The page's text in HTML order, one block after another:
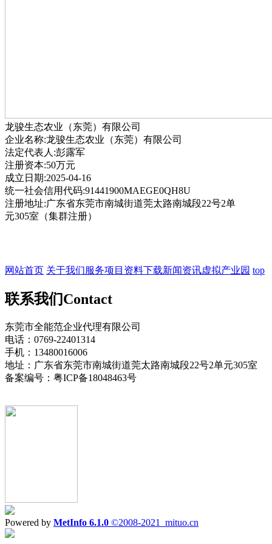
龙骏生态农业（东莞）有限公司
企业名称:龙骏生态农业（东莞）有限公司
法定代表人:彭露军
注册资本:50万元
成立日期:2025-04-16
统一社会信用代码:91441900MAEGE0QH8U
注册地址:广东省东莞市南城街道莞太路南城段22号2单
元305室（集群注册）
网站首页 关于我们服务项目 资料下载新闻资讯虚拟产业园 top
联系我们Contact
东莞市全能范企业代理有限公司
电话：0769-22401314
手机：13480016006
地址：广东省东莞市南城街道莞太路南城段22号2单元305室
备案编号：粤ICP备18048463号
Powered by MetInfo 6.1.0 ©2008-2021 mituo.cn